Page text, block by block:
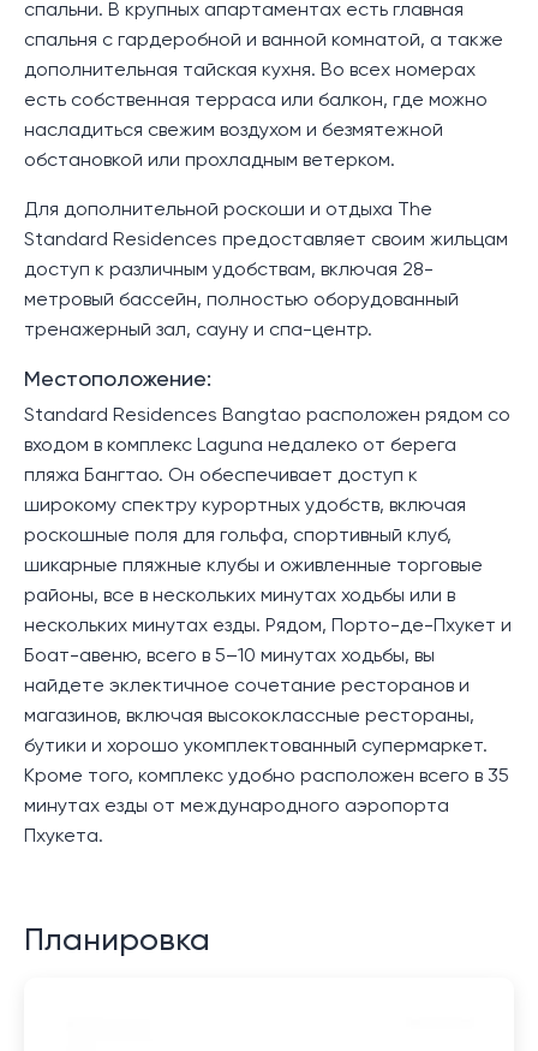
спальни. В крупных апартаментах есть главная
спальня с гардеробной и ванной комнатой, а также
дополнительная тайская кухня. Во всех номерах
есть собственная терраса или балкон, где можно
насладиться свежим воздухом и безмятежной
обстановкой или прохладным ветерком.
Для дополнительной роскоши и отдыха The
Standard Residences предоставляет своим жильцам
доступ к различным удобствам, включая 28-
метровый бассейн, полностью оборудованный
тренажерный зал, сауну и спа-центр.
Местоположение:
Standard Residences Bangtao расположен рядом со
входом в комплекс Laguna недалеко от берега
пляжа Бангтао. Он обеспечивает доступ к
широкому спектру курортных удобств, включая
роскошные поля для гольфа, спортивный клуб,
шикарные пляжные клубы и оживленные торговые
районы, все в нескольких минутах ходьбы или в
нескольких минутах езды. Рядом, Порто-де-Пхукет и
Боат-авеню, всего в 5–10 минутах ходьбы, вы
найдете эклектичное сочетание ресторанов и
магазинов, включая высококлассные рестораны,
бутики и хорошо укомплектованный супермаркет.
Кроме того, комплекс удобно расположен всего в 35
минутах езды от международного аэропорта
Пхукета.
Планировка